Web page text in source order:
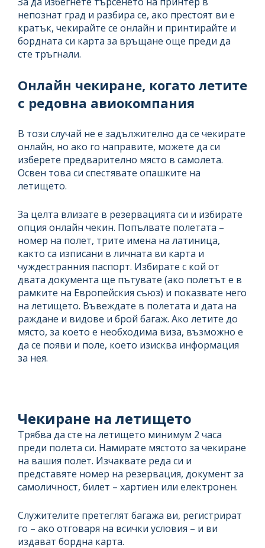
непознат град и разбира се, ако престоят ви е
кратък, чекирайте се онлайн и принтирайте и
бордната си карта за връщане още преди да
сте тръгнали.
Онлайн чекиране, когато летите
с редовна авиокомпания
В този случай не е задължително да се чекирате
онлайн, но ако го направите, можете да си
изберете предварително място в самолета.
Освен това си спестявате опашките на
летището.
За целта влизате в резервацията си и избирате
опция онлайн чекин. Попълвате полетата –
номер на полет, трите имена на латиница,
както са изписани в личната ви карта и
чуждестранния паспорт. Избирате с кой от
двата документа ще пътувате (ако полетът е в
рамките на Европейския съюз) и показвате него
на летището. Въвеждате в полетата и дата на
раждане и видове и брой багаж. Ако летите до
място, за което е необходима виза, възможно е
да се появи и поле, което изисква информация
за нея.
Чекиране на летището
Трябва да сте на летището минимум 2 часа
преди полета си. Намирате мястото за чекиране
на вашия полет. Изчаквате реда си и
представяте номер на резервация, документ за
самоличност, билет – хартиен или електронен.
Служителите претеглят багажа ви, регистрират
го – ако отговаря на всички условия – и ви
издават бордна карта.